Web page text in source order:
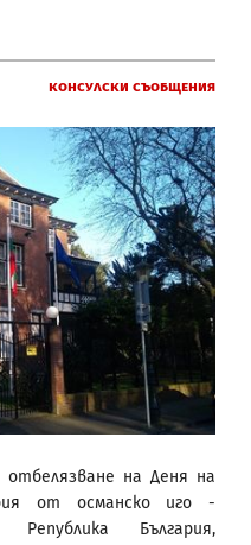
Консулски съобщения
на Деня на
от османско иго -
България,